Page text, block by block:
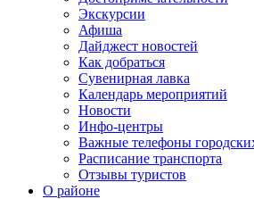
Экскурсии
Афиша
Дайджест новостей
Как добраться
Сувенирная лавка
Календарь мероприятий
Новости
Инфо-центры
Важные телефоны
Расписание транспорта
Отзывы туристов
О районе